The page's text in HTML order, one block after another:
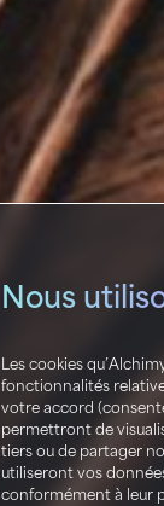
Nous
Les cookies
fonctionnalités
votre accord
permettront de
tiers ou de partager
utiliseront vos
conformément à leur